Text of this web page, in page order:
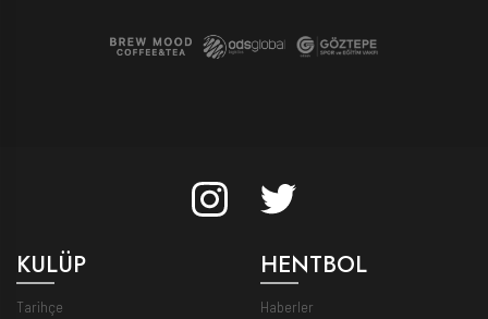
KULÜP
Tarihçe
HENTBOL
Haberler